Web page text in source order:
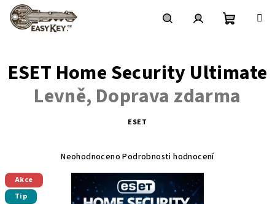
Přejít
obsah
košík
ESET Home Security Ultimate
Levně, Doprava zdarma
ESET
produktu
je
0,0
Neohodnoceno Podrobnosti hodnocení
Akce
Tip